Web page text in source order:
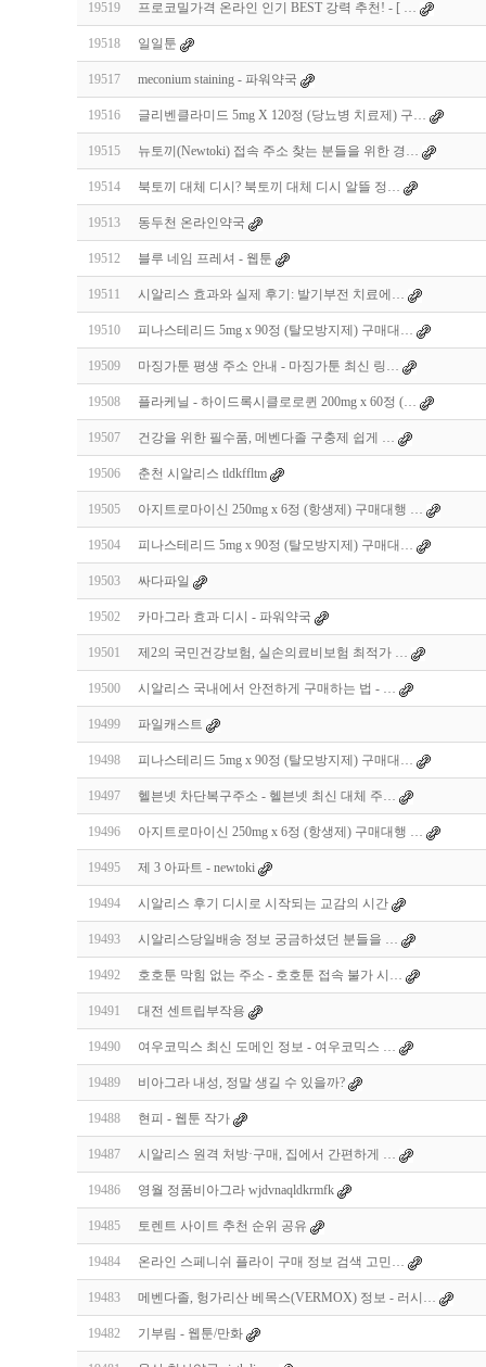
19519 프로코밀가격 온라인 인기 BEST 강력 추천! - [ …
19518 일일툰
19517 meconium staining - 파워약국
19516 글리벤클라미드 5mg X 120정 (당뇨병 치료제) 구…
19515 뉴토끼(Newtoki) 접속 주소 찾는 분들을 위한 경…
19514 북토끼 대체 디시? 북토끼 대체 디시 알뜰 정…
19513 동두천 온라인약국
19512 블루 네임 프레셔 - 웹툰
19511 시알리스 효과와 실제 후기: 발기부전 치료에…
19510 피나스테리드 5mg x 90정 (탈모방지제) 구매대…
19509 마징가툰 평생 주소 안내 - 마징가툰 최신 링…
19508 플라케닐 - 하이드록시클로로퀸 200mg x 60정 (…
19507 건강을 위한 필수품, 메벤다졸 구충제 쉽게 …
19506 춘천 시알리스 tldkffltm
19505 아지트로마이신 250mg x 6정 (항생제) 구매대행 …
19504 피나스테리드 5mg x 90정 (탈모방지제) 구매대…
19503 싸다파일
19502 카마그라 효과 디시 - 파워약국
19501 제2의 국민건강보험, 실손의료비보험 최적가 …
19500 시알리스 국내에서 안전하게 구매하는 법 - …
19499 파일캐스트
19498 피나스테리드 5mg x 90정 (탈모방지제) 구매대…
19497 헬븐넷 차단복구주소 - 헬븐넷 최신 대체 주…
19496 아지트로마이신 250mg x 6정 (항생제) 구매대행 …
19495 제 3 아파트 - newtoki
19494 시알리스 후기 디시로 시작되는 교감의 시간
19493 시알리스당일배송 정보 궁금하셨던 분들을 …
19492 호호툰 막힘 없는 주소 - 호호툰 접속 불가 시…
19491 대전 센트립부작용
19490 여우코믹스 최신 도메인 정보 - 여우코믹스 …
19489 비아그라 내성, 정말 생길 수 있을까?
19488 현피 - 웹툰 작가
19487 시알리스 원격 처방·구매, 집에서 간편하게 …
19486 영월 정품비아그라 wjdvnaqldkrmfk
19485 토렌트 사이트 추천 순위 공유
19484 온라인 스페니쉬 플라이 구매 정보 검색 고민…
19483 메벤다졸, 헝가리산 베목스(VERMOX) 정보 - 러시…
19482 기부림 - 웹툰/만화